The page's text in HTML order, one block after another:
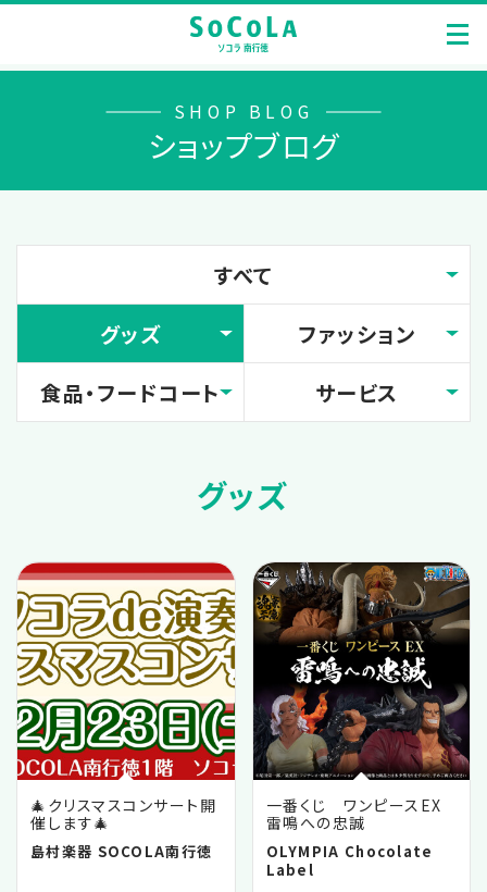
SHOP BLOG
ショップブログ
すべて
グッズ
ファッション
食品・フードコート
サービス
グッズ
🎄クリスマスコンサート開
催します🎄
島村楽器 SOCOLA南行徳
一番くじ ワンピースEX
雷鳴への忠誠
OLYMPIA Chocolate
Label